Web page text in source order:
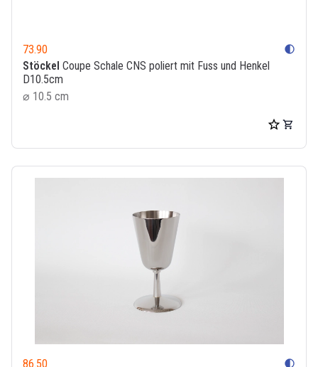
73.90 contrast
Stöckel Coupe Schale CNS poliert mit Fuss und Henkel
D10.5cm
⌀ 10.5 cm
86.50 contrast